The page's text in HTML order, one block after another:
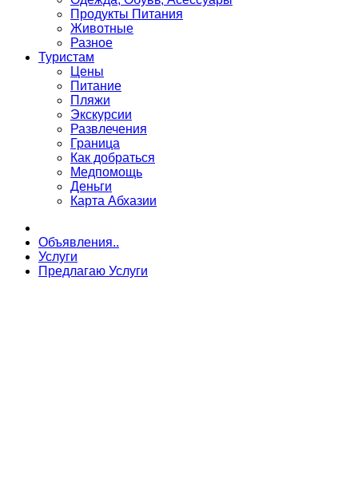
Продукты Питания
Животные
Разное
Туристам
Цены
Питание
Пляжи
Экскурсии
Развлечения
Граница
Как добраться
Медпомощь
Деньги
Карта Абхазии
Объявления..
Услуги
Предлагаю Услуги